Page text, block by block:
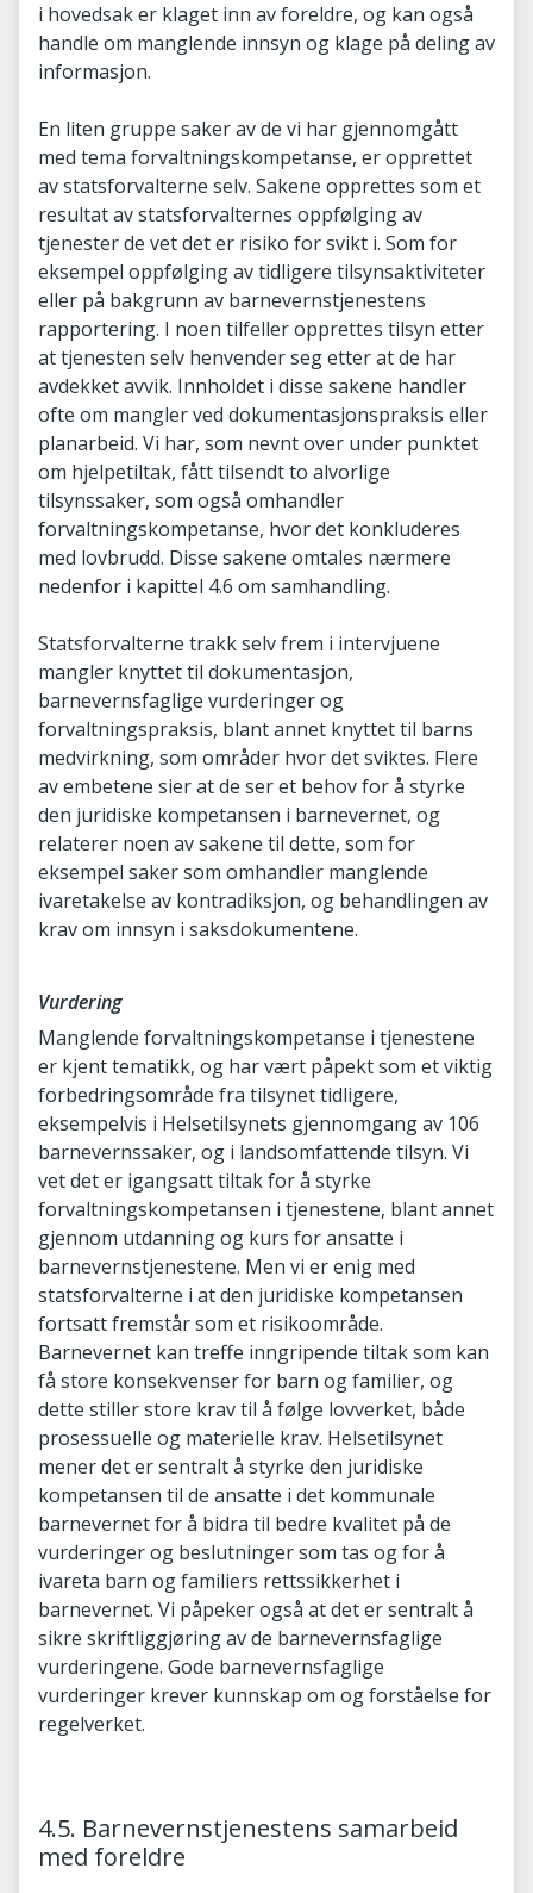
i hovedsak er klaget inn av foreldre, og kan også
handle om manglende innsyn og klage på deling av
informasjon.
En liten gruppe saker av de vi har gjennomgått
med tema forvaltningskompetanse, er opprettet
av statsforvalterne selv. Sakene opprettes som et
resultat av statsforvalternes oppfølging av
tjenester de vet det er risiko for svikt i. Som for
eksempel oppfølging av tidligere tilsynsaktiviteter
eller på bakgrunn av barnevernstjenestens
rapportering. I noen tilfeller opprettes tilsyn etter
at tjenesten selv henvender seg etter at de har
avdekket avvik. Innholdet i disse sakene handler
ofte om mangler ved dokumentasjonspraksis eller
planarbeid. Vi har, som nevnt over under punktet
om hjelpetiltak, fått tilsendt to alvorlige
tilsynssaker, som også omhandler
forvaltningskompetanse, hvor det konkluderes
med lovbrudd. Disse sakene omtales nærmere
nedenfor i kapittel 4.6 om samhandling.
Statsforvalterne trakk selv frem i intervjuene
mangler knyttet til dokumentasjon,
barnevernsfaglige vurderinger og
forvaltningspraksis, blant annet knyttet til barns
medvirkning, som områder hvor det sviktes. Flere
av embetene sier at de ser et behov for å styrke
den juridiske kompetansen i barnevernet, og
relaterer noen av sakene til dette, som for
eksempel saker som omhandler manglende
ivaretakelse av kontradiksjon, og behandlingen av
krav om innsyn i saksdokumentene.
Vurdering
Manglende forvaltningskompetanse i tjenestene
er kjent tematikk, og har vært påpekt som et viktig
forbedringsområde fra tilsynet tidligere,
eksempelvis i Helsetilsynets gjennomgang av 106
barnevernssaker, og i landsomfattende tilsyn. Vi
vet det er igangsatt tiltak for å styrke
forvaltningskompetansen i tjenestene, blant annet
gjennom utdanning og kurs for ansatte i
barnevernstjenestene. Men vi er enig med
statsforvalterne i at den juridiske kompetansen
fortsatt fremstår som et risikoområde.
Barnevernet kan treffe inngripende tiltak som kan
få store konsekvenser for barn og familier, og
dette stiller store krav til å følge lovverket, både
prosessuelle og materielle krav. Helsetilsynet
mener det er sentralt å styrke den juridiske
kompetansen til de ansatte i det kommunale
barnevernet for å bidra til bedre kvalitet på de
vurderinger og beslutninger som tas og for å
ivareta barn og familiers rettssikkerhet i
barnevernet. Vi påpeker også at det er sentralt å
sikre skriftliggjøring av de barnevernsfaglige
vurderingene. Gode barnevernsfaglige
vurderinger krever kunnskap om og forståelse for
regelverket.
4.5. Barnevernstjenestens samarbeid
med foreldre